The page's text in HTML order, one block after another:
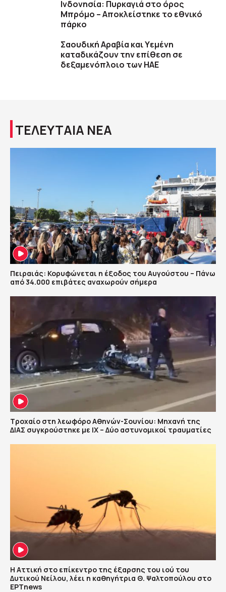
Ινδονησία: Πυρκαγιά στο όρος
Μπρόμο – Αποκλείστηκε το εθνικό
πάρκο
Σαουδική Αραβία και Υεμένη
καταδικάζουν την επίθεση σε
δεξαμενόπλοιο των ΗΑΕ
ΤΕΛΕΥΤΑΙΑ ΝΕΑ
Πειραιάς: Κορυφώνεται η έξοδος του Αυγούστου – Πάνω
από 34.000 επιβάτες αναχωρούν σήμερα
Τροχαίο στη λεωφόρο Αθηνών-Σουνίου: Μηχανή της
ΔΙΑΣ συγκρούστηκε με ΙΧ – Δύο αστυνομικοί τραυματίες
Η Αττική στο επίκεντρο της έξαρσης του ιού του
Δυτικού Νείλου, λέει η καθηγήτρια Θ. Ψαλτοπούλου στο
ΕΡΤnews